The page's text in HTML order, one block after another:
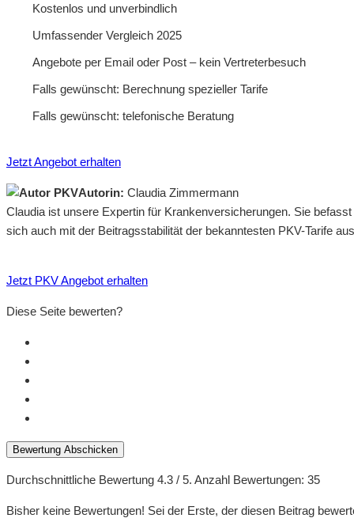
Kostenlos und unverbindlich
Umfassender Vergleich 2025
Angebote per Email oder Post – kein Vertreterbesuch
Falls gewünscht: Berechnung spezieller Tarife
Falls gewünscht: telefonische Beratung
Jetzt Angebot erhalten
Autorin: Claudia Zimmermann
Claudia ist unsere Expertin für Krankenversicherungen. Sie
sich auch mit der Beitragsstabilität der bekanntesten PKV-Tarife
Jetzt PKV Angebot erhalten
Diese Seite bewerten?
Bewertung Abschicken
Durchschnittliche Bewertung 4.3 / 5. Anzahl Bewertungen: 35
Bisher keine Bewertungen! Sei der Erste, der diesen Beitrag